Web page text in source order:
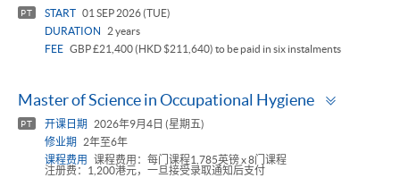
PT START 01 SEP 2026 (TUE)
DURATION
2 years
FEE GBP £21,400 (HKD $211,640) to be paid in six instalments
Master of Science in Occupational Hygiene
PT 开课日期
2026年9月4日 (星期五)
修业期
2年至6年
课程费用
课程费用：每门课程1,785英镑 x 8门课程
注册费：1,200港元，一旦接受录取通知后支付